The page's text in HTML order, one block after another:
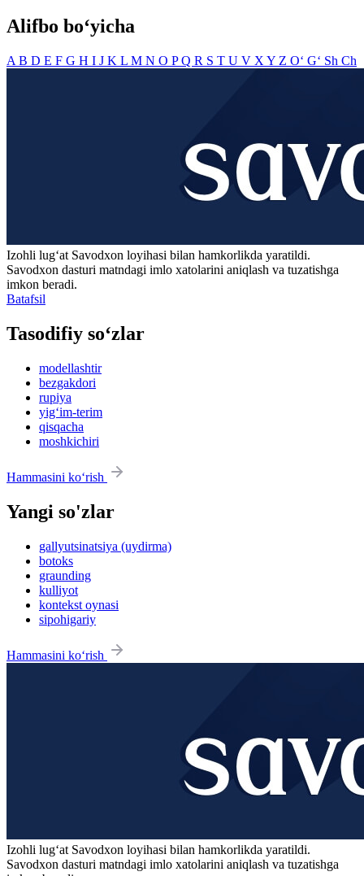
Alifbo bo‘yicha
A B D E F G H I J K L M N O PQ R S T U V X Y Z O‘ G‘ Sh Ch
Izohli lugʻat Savodxon loyihasi bilan hamkorlikda yaratildi.
Savodxon dasturi matndagi imlo xatolarini aniqlash va tuzatishga
imkon beradi.
Batafsil
Tasodifiy so‘zlar
modellashtir
bezgakdori
rupiya
yig‘im-terim
qisqacha
moshkichiri
Hammasini ko‘rish
Yangi so'zlar
gallyutsinatsiya (uydirma)
botoks
graunding
kulliyot
kontekst oynasi
sipohigariy
Hammasini ko‘rish
Izohli lugʻat Savodxon loyihasi bilan hamkorlikda yaratildi.
Savodxon dasturi matndagi imlo xatolarini aniqlash va tuzatishga